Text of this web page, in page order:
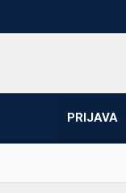
PRIJAVA